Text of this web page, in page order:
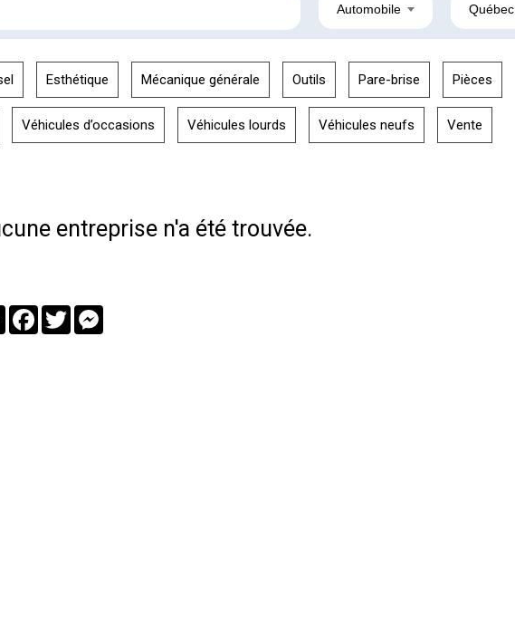
Automobile Québec
Esthétique Mécanique générale Outils Pare-brise Pièces
Véhicules d’occasions Véhicules lourds Véhicules neufs Vente
entreprise n'a été trouvée.
PartagerFacebook
Twitter